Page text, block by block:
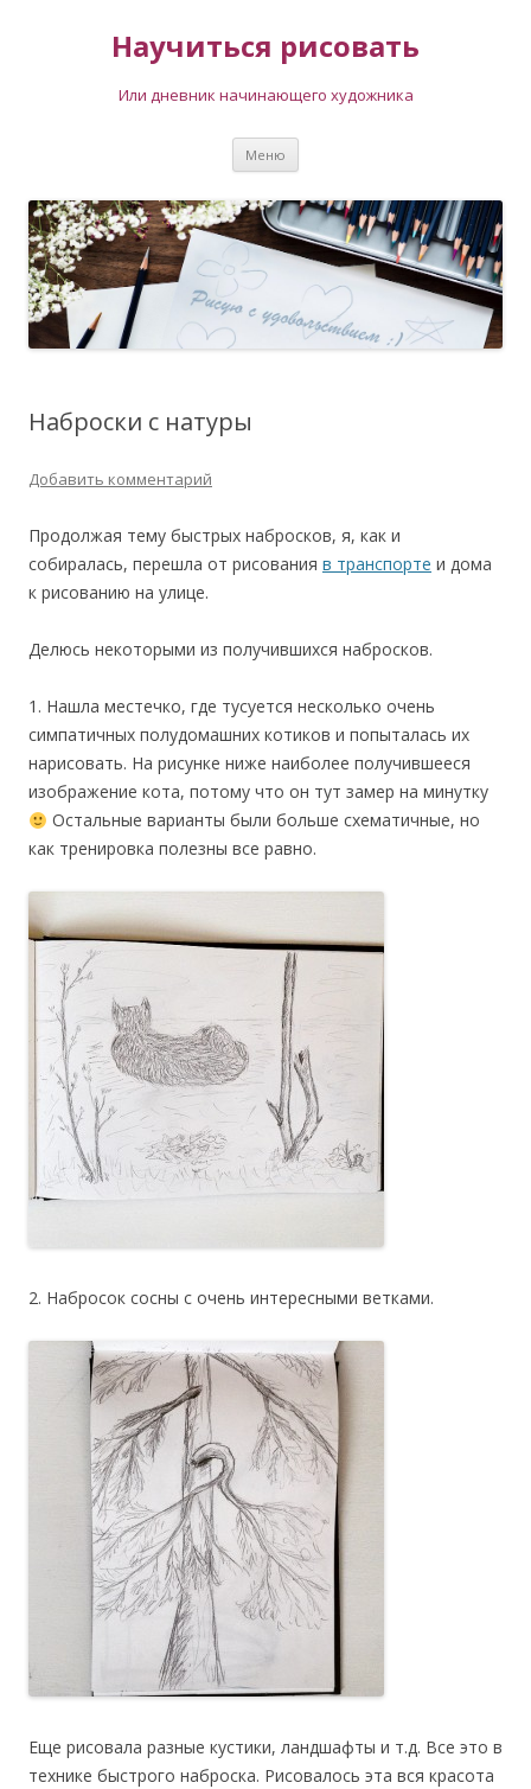
Научиться рисовать
Или дневник начинающего художника
Меню
Наброски с натуры
Добавить комментарий
Продолжая тему быстрых набросков, я, как и
собиралась, перешла от рисования в транспорте и дома
к рисованию на улице.
Делюсь некоторыми из получившихся набросков.
1. Нашла местечко, где тусуется несколько очень
симпатичных полудомашних котиков и попыталась их
нарисовать. На рисунке ниже наиболее получившееся
изображение кота, потому что он тут замер на минутку
Остальные варианты были больше схематичные, но
как тренировка полезны все равно.
2. Набросок сосны с очень интересными ветками.
Еще рисовала разные кустики, ландшафты и т.д. Все это в
технике быстрого наброска. Рисовалось эта вся красота